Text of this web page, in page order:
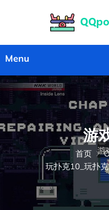
游
首页
玩扑克10_玩扑